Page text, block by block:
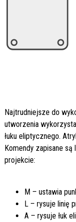
Najtrudniejsze do
utworzenia
łuku eliptycznego.
Komendy zapisane
projekcie:
M – ustawia
L – rysuje linię
A – rysuje łuk